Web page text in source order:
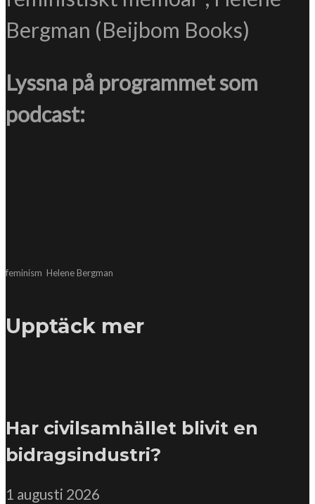
Bergman (Beijbom Books)
Lyssna på programmet som
podcast:
feminism Helene Bergman
Upptäck mer
Har civilsamhället blivit en
bidragsindustri?
1 augusti 2026